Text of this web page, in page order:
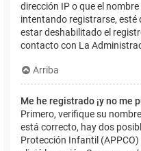
dirección IP o que el
intentando registrarse, esté
estar deshabilitado el
contacto con La
Arriba
Me he registrado ¡y no me
Primero, verifique su
está correcto, hay dos
Protección Infantil